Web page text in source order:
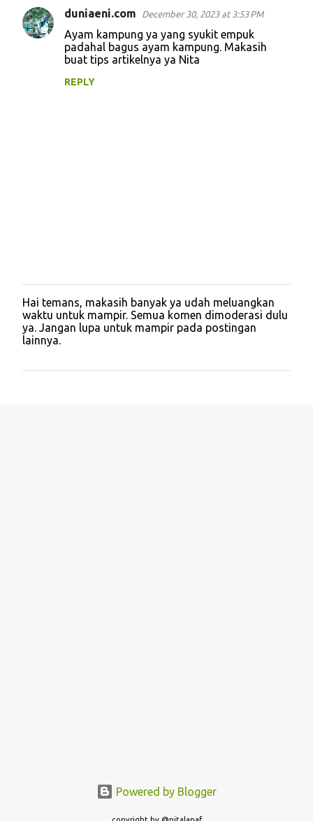
duniaeni.com December 30, 2023 at 3:53 PM
Ayam kampung ya yang syukit empuk
padahal bagus ayam kampung. Makasih
buat tips artikelnya ya Nita
REPLY
P
o
s
t
C
Hai temans, makasih banyak ya udah meluangkan
waktu untuk mampir. Semua komen dimoderasi dulu
ya. Jangan lupa untuk mampir pada postingan
lainnya.
Powered by Blogger